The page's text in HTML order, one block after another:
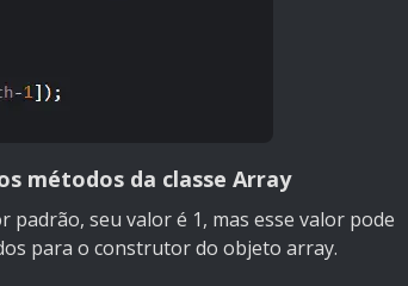
métodos da classe Array
seu valor é 1, mas esse valor pode
para o construtor do objeto array.